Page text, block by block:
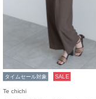
タイムセール対象 SALE
Te chichi